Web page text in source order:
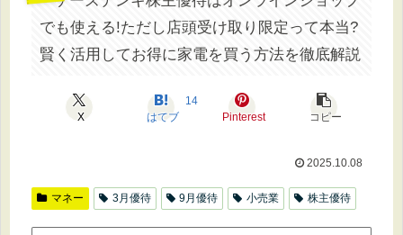
X はてブ
14
Pinterest
コピー
2025.10.08
マネー 3月優待 9月優待 小売業 株主優待